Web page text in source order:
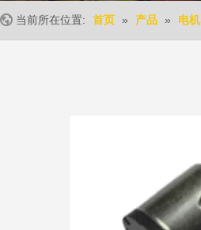
当前所在位置: 首页 » 产品 » 电机